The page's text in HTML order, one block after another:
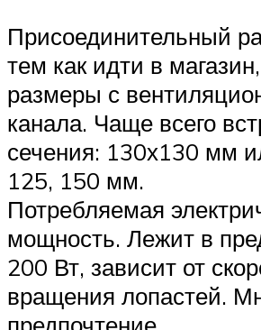
Присоединительный
тем как идти в
размеры с
канала. Чаще всего
сечения: 130х130 мм
125, 150 мм.
Потребляемая
мощность. Лежит в
200 Вт, зависит от
вращения лопастей.